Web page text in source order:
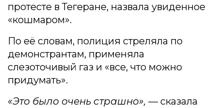
протесте в Тегеране, назвала увиденное
«кошмаром».
По её словам, полиция стреляла по
демонстрантам, применяла
слезоточивый газ и «все, что можно
придумать».
«Это было очень страшно», — сказала